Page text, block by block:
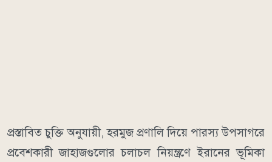
প্রস্তাবিত চুক্তি অনুযায়ী, হরমুজ প্রণালি দিয়ে পারস্য উপসাগরে
প্রবেশকারী জাহাজগুলোর চলাচল নিয়ন্ত্রণে ইরানের ভূমিকা